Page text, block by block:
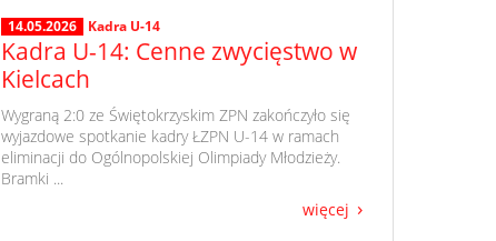
14.05.2026 Kadra U-14
Kadra U-14: Cenne zwycięstwo w
Kielcach
​ Wygraną 2:0 ze Świętokrzyskim ZPN zakończyło się
wyjazdowe spotkanie kadry ŁZPN U-14 w ramach
eliminacji do Ogólnopolskiej Olimpiady Młodzieży.
Bramki ...
więcej